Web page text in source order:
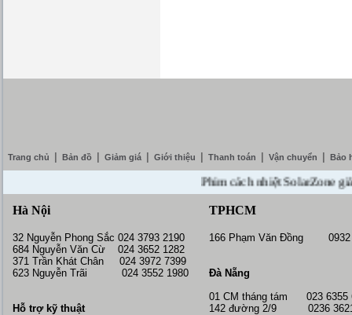
Trang chủ Bản đồ Giảm giá Giới thiệu Thanh toán Vận chuyển Bảo
Phim cách nhiệt SolarZone giảm
Hà Nội
32 Nguyễn Phong Sắc 024 3793 2190
684 Nguyễn Văn Cừ 024 3652 1282
371 Trần Khát Chân 024 3972 7399
623 Nguyễn Trãi 024 3552 1980
Hỗ trợ kỹ thuật
TPHCM
166 Phạm Văn Đồng 0932
Đà Nẵng
01 CM tháng tám 023 6355
142 đường 2/9 0236